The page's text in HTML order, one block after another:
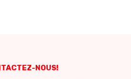
NOUS!